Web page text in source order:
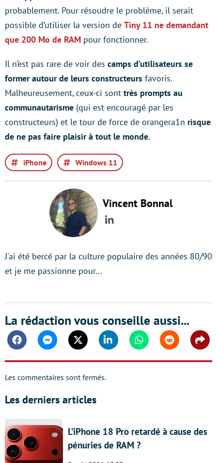
probablement. Pour résoudre le problème, il serait
possible d’utiliser la version de Tiny 11 ne demandant
que 200 Mo de RAM pour fonctionner.
Il n’est pas rare de voir des camps d’utilisateurs se
former autour de leurs constructeurs favoris.
Malheureusement, ceux-ci sont très prompts au
communautarisme (qui est encouragé par les
constructeurs) et le tour de force de orangera1n risque
de ne pas faire plaisir à tout le monde.
iPhone Windows 11
Vincent Bonnal
LinkedIn
J'ai été bercé par la culture populaire des années 80/90
et je me passionne pour…
La rédaction vous conseille aussi...
FacebookMessengerTwitter Linkedin WhatsappReddit
Les commentaires sont fermés.
Les derniers articles
L’iPhone 18 Pro retardé à cause des
pénuries de RAM ?